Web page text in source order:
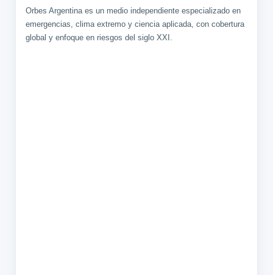
Orbes Argentina es un medio independiente especializado en
emergencias, clima extremo y ciencia aplicada, con cobertura
global y enfoque en riesgos del siglo XXI.